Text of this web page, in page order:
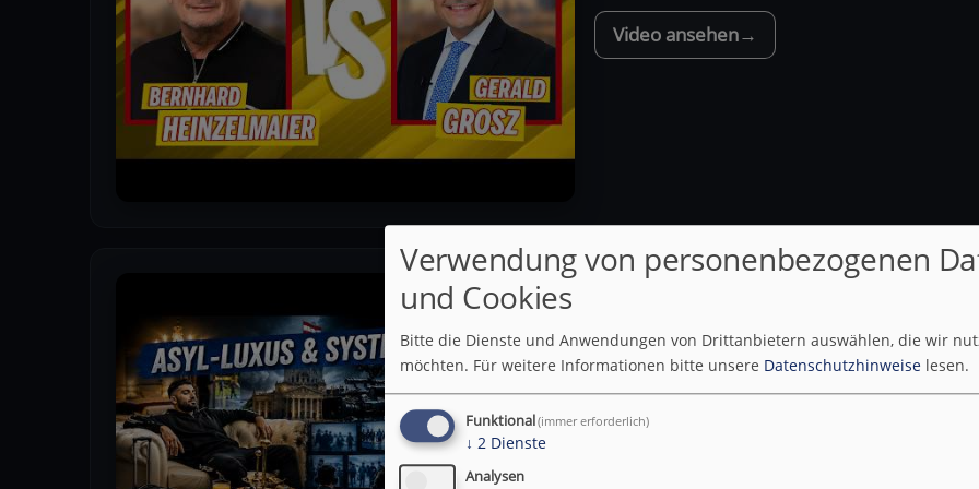
Video ansehen
Heinzlmaiers Wochenschau:
Weinkeller-Deals, Asyl-Millionen
und das Clowns-Kabinett
Heinzlmaiers Wochenschau | Radio
Verwendung von personenbezogenen
und Cookies
Bitte die Dienste und Anwendungen von Drittanbietern auswählen, die wir
möchten. Für weitere Informationen bitte unsere Datenschutzhinweise lesen.
Funktional(immer erforderlich)
↓ 2 Dienste
Analysen